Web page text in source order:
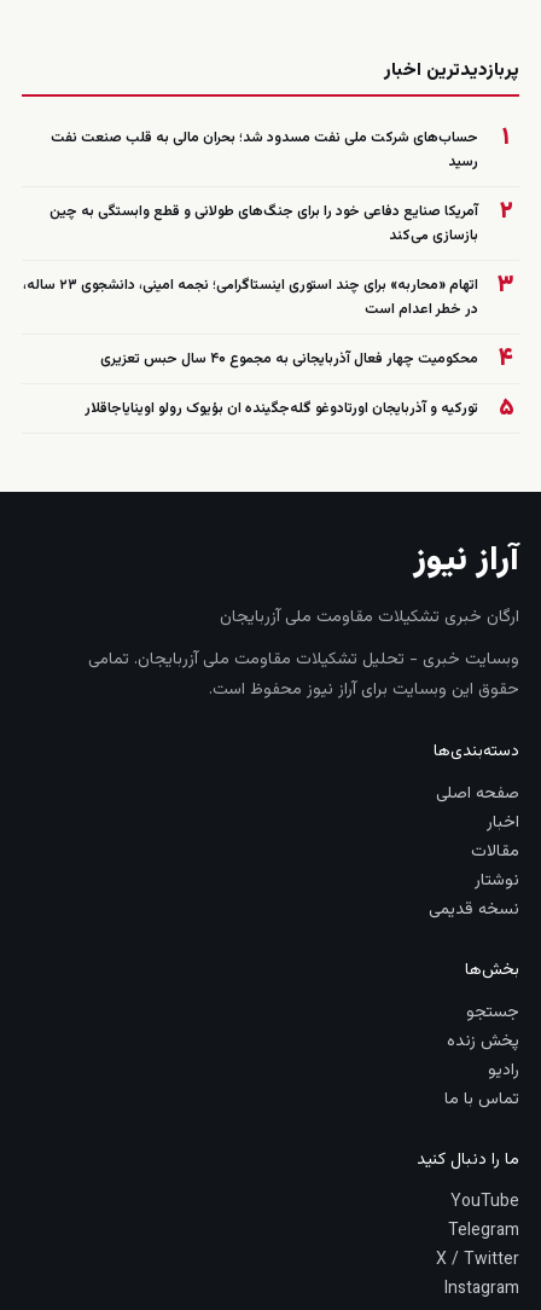
پربازدیدترین اخبار
۱
حساب‌های شرکت ملی نفت مسدود شد؛ بحران مالی به قلب صنعت نفت
رسید
۲
آمریکا صنایع دفاعی خود را برای جنگ‌های طولانی و قطع وابستگی به چین
بازسازی می‌کند
۳
اتهام «محاربه» برای چند استوری اینستاگرامی؛ نجمه امینی، دانشجوی ۲۳ ساله،
در خطر اعدام است
۴ محکومیت چهار فعال آذربایجانی به مجموع ۴۰ سال حبس تعزیری
۵ تورکیه و آذربایجان اورتادوغو گله‌جگینده ان بؤیوک رولو اوینایاجاقلار
آراز نیوز
ارگان خبری تشکیلات مقاومت ملی آزربایجان
وبسایت خبری - تحلیل تشکیلات مقاومت ملی آزربایجان. تمامی
حقوق این وبسایت برای آراز نیوز محفوظ است.
دسته‌بندی‌ها
صفحه اصلی
اخبار
مقالات
نوشتار
نسخه قدیمی
بخش‌ها
جستجو
پخش زنده
رادیو
تماس با ما
ما را دنبال کنید
YouTube
Telegram
X / Twitter
Instagram